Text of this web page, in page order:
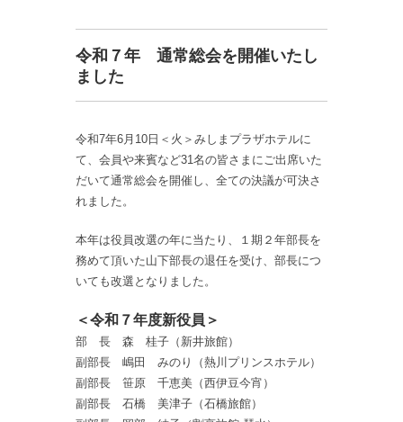
令和７年 通常総会を開催いたし
ました
令和7年6月10日＜火＞みしまプラザホテルに
て、会員や来賓など31名の皆さまにご出席いた
だいて通常総会を開催し、全ての決議が可決さ
れました。
本年は役員改選の年に当たり、１期２年部長を
務めて頂いた山下部長の退任を受け、部長につ
いても改選となりました。
＜令和７年度新役員＞
部 長 森 桂子（新井旅館）
副部長 嶋田 みのり（熱川プリンスホテル）
副部長 笹原 千恵美（西伊豆今宵）
副部長 石橋 美津子（石橋旅館）